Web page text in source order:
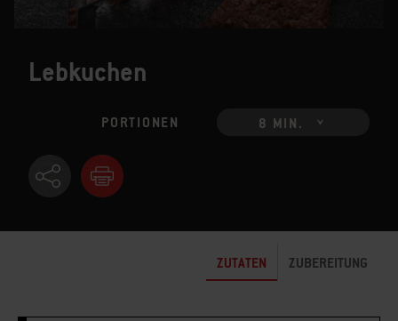
Lebkuchen
PORTIONEN 8 MIN.
ZUTATEN ZUBEREITUNG